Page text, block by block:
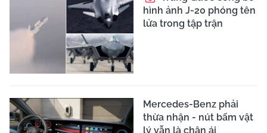
hình ảnh J-20 phóng tên
lửa trong tập trận
Mercedes-Benz phải
thừa nhận - nút bấm vật
lý vẫn là chân ái